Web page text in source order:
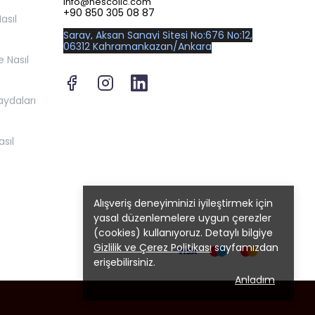
Alışveriş deneyiminizi iyileştirmek için
yasal düzenlemelere uygun çerezler
(cookies) kullanıyoruz. Detaylı bilgiye
Gizlilik ve Çerez Politikasısayfamızdan
erişebilirsiniz.
Anladım
+90 850 305 08 87
Saray, Aksan Sanayi Sitesi No:676 No:12,
06312 Kahramankazan/Ankara